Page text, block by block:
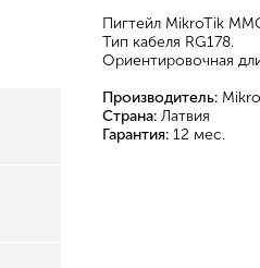
Пигтейл MikroTik
Тип кабеля RG178.
Ориентировочная
Производитель:
Страна: Латвия
Гарантия: 12 мес.